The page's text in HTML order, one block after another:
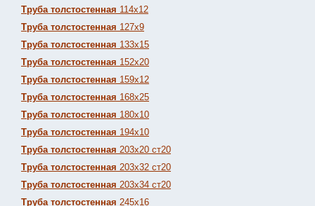
Труба толстостенная 114х12
Труба толстостенная 127х9
Труба толстостенная 133х15
Труба толстостенная 152х20
Труба толстостенная 159х12
Труба толстостенная 168х25
Труба толстостенная 180х10
Труба толстостенная 194х10
Труба толстостенная 203х20 ст20
Труба толстостенная 203х32 ст20
Труба толстостенная 203х34 ст20
Труба толстостенная 245х16